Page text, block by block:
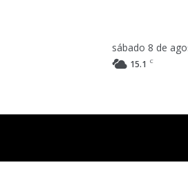
sábado 8 de
15.1 C